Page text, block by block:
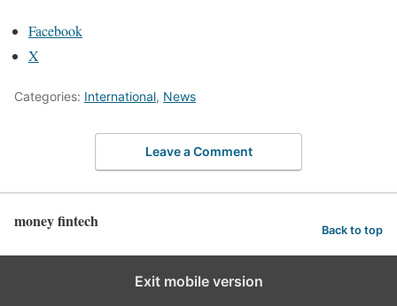
Facebook
X
Categories: International, News
Leave a Comment
money fintech Back to top
Exit mobile version